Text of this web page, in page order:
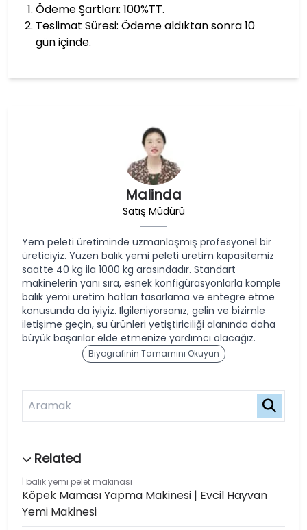
Malinda
Satış Müdürü
Yem peleti üretiminde uzmanlaşmış profesyonel bir
üreticiyiz. Yüzen balık yemi peleti üretim kapasitemiz
saatte 40 kg ila 1000 kg arasındadır. Standart
makinelerin yanı sıra, esnek konfigürasyonlarla komple
balık yemi üretim hatları tasarlama ve entegre etme
konusunda da iyiyiz. İlgileniyorsanız, gelin ve bizimle
iletişime geçin, su ürünleri yetiştiriciliği alanında daha
büyük başarılar elde etmenize yardımcı olacağız.
Biyografinin Tamamını Okuyun
balık yemi pelet makinası
Köpek Maması Yapma Makinesi | Evcil Hayvan
Yemi Makinesi
Ödeme Şartları: 100%TT.
Teslimat Süresi: Ödeme aldıktan sonra 10
gün içinde.